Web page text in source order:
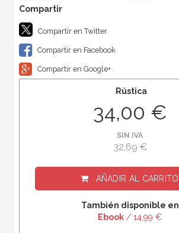
Compartir en Twitter
Compartir en Facebook
Compartir en Google+
Rústica
34,00 €
SIN IVA
32,69 €
AÑADIR AL CARRITO
También disponible en
Ebook / 14,99 €